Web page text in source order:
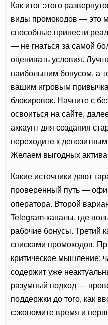
Как итог этого
виды промокодов — это
способные принести
— не гнаться за самой
оценивать условия.
наибольшим бонусом, а
вашим игровым
блокировок. Начните с
освоиться на сайте,
аккаунт для создания
переходите к
Желаем выгодных
Какие источники дают
проверенный путь —
оператора. Второй
Telegram-каналы, где
рабочие бонусы. Третий
списками промокодов.
критическое мышление:
содержит уже
разумный подход —
поддержки до того, как
сэкономите время и